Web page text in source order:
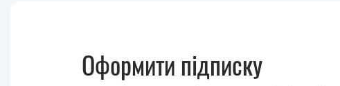
Оформити підписку